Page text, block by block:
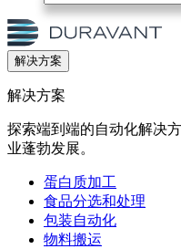
解决方案
解决方案
探索端到端的自动化解决
业蓬勃发展。
蛋白质加工
食品分选和处理
包装自动化
物料搬运